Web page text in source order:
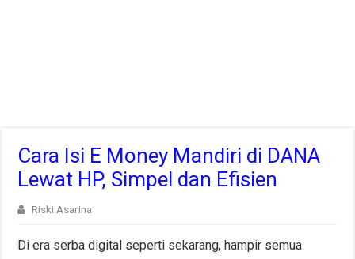
Cara Isi E Money Mandiri di DANA
Lewat HP, Simpel dan Efisien
Riski Asarina
Di era serba digital seperti sekarang, hampir semua